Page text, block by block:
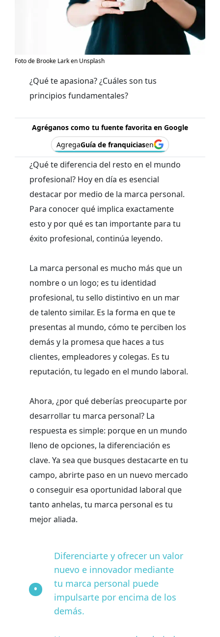
Foto de Brooke Lark en Unsplash
¿Qué te apasiona? ¿Cuáles son tus
principios fundamentales?
Agréganos como tu fuente favorita en Google
AgregaGuía de franquiciasen
¿Qué te diferencia del resto en el mundo
profesional? Hoy en día es esencial
destacar por medio de la marca personal.
Para conocer qué implica exactamente
esto y por qué es tan importante para tu
éxito profesional, continúa leyendo.
La marca personal es mucho más que un
nombre o un logo; es tu identidad
profesional, tu sello distintivo en un mar
de talento similar. Es la forma en que te
presentas al mundo, cómo te perciben los
demás y la promesa que haces a tus
clientes, empleadores y colegas. Es tu
reputación, tu legado en el mundo laboral.
Ahora, ¿por qué deberías preocuparte por
desarrollar tu marca personal? La
respuesta es simple: porque en un mundo
lleno de opciones, la diferenciación es
clave. Ya sea que busques destacarte en tu
campo, abrirte paso en un nuevo mercado
o conseguir esa oportunidad laboral que
tanto anhelas, tu marca personal es tu
mejor aliada.
Diferenciarte y ofrecer un valor
nuevo e innovador mediante
tu marca personal puede
impulsarte por encima de los
demás.